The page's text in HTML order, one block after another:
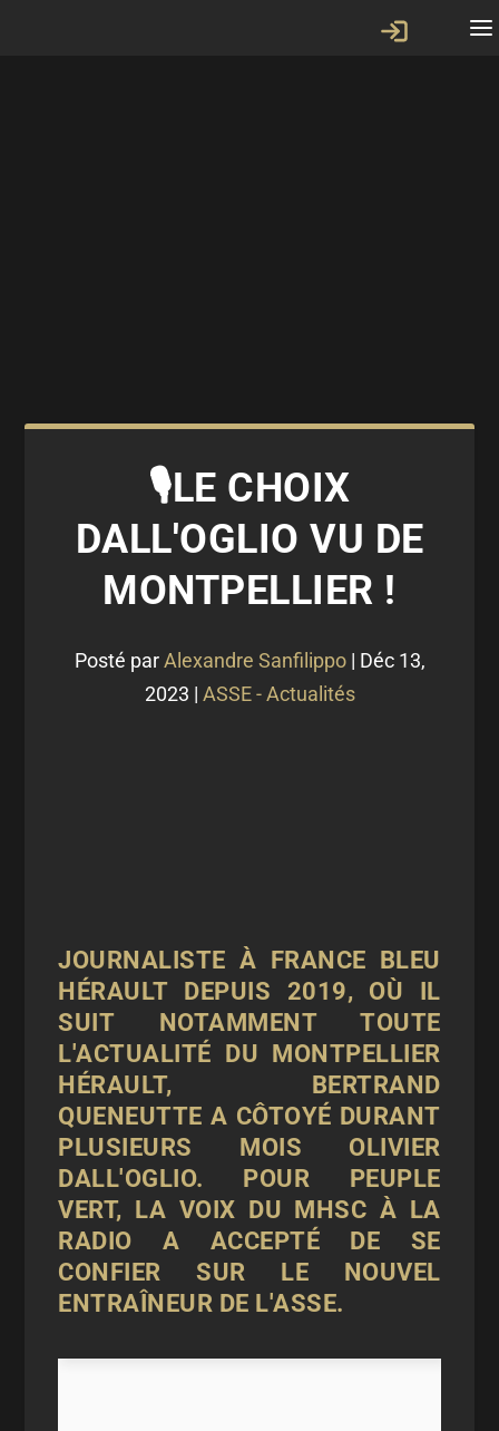
🎙LE CHOIX
DALL'OGLIO VU DE
MONTPELLIER !
Posté parAlexandre Sanfilippo| Déc 13,
2023 | ASSE - Actualités
JOURNALISTE À FRANCE BLEU
HÉRAULT DEPUIS 2019, OÙ IL
SUIT NOTAMMENT TOUTE
L'ACTUALITÉ DU MONTPELLIER
HÉRAULT, BERTRAND
QUENEUTTE A CÔTOYÉ DURANT
PLUSIEURS MOIS OLIVIER
DALL'OGLIO. POUR PEUPLE
VERT, LA VOIX DU MHSC À LA
RADIO A ACCEPTÉ DE SE
CONFIER SUR LE NOUVEL
ENTRAÎNEUR DE L'ASSE.